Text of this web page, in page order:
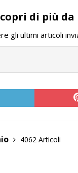
di più da
gli ultimi articoli
4062 Articoli